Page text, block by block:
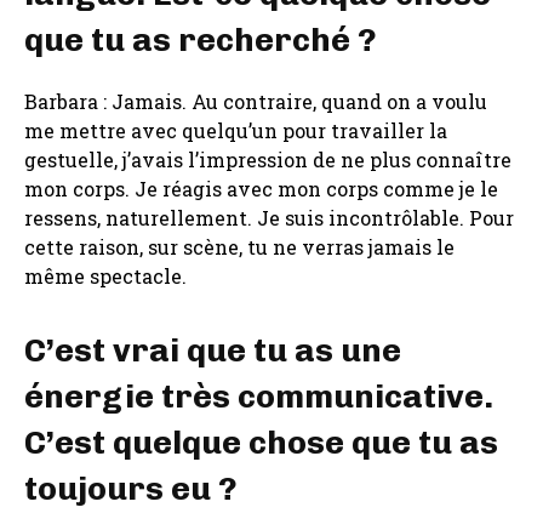
que tu as recherché ?
Barbara : Jamais. Au contraire, quand on a voulu
me mettre avec quelqu’un pour travailler la
gestuelle, j’avais l’impression de ne plus connaître
mon corps. Je réagis avec mon corps comme je le
ressens, naturellement. Je suis incontrôlable. Pour
cette raison, sur scène, tu ne verras jamais le
même spectacle.
C’est vrai que tu as une
énergie très communicative.
C’est quelque chose que tu as
toujours eu ?